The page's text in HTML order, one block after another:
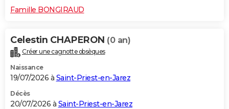
Famille BONGIRAUD
Celestin CHAPERON (0 an)
Créer une cagnotte obsèques
Naissance
19/07/2026 à Saint-Priest-en-Jarez
Décès
20/07/2026 à Saint-Priest-en-Jarez